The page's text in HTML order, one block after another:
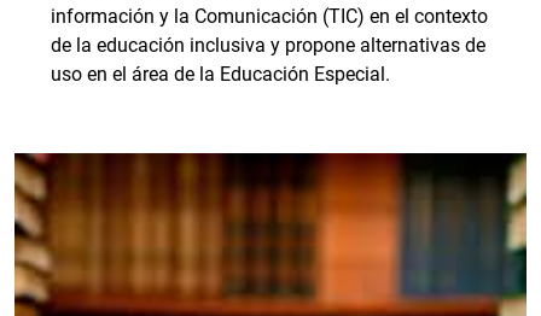
información y la Comunicación (TIC) en el contexto
de la educación inclusiva y propone alternativas de
uso en el área de la Educación Especial.